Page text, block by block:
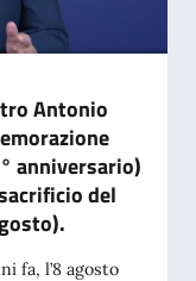
Antonio
anniversario)
del
fa, l’8 agosto